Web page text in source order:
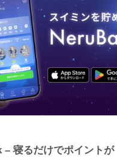
– 寝るだけでポイントが